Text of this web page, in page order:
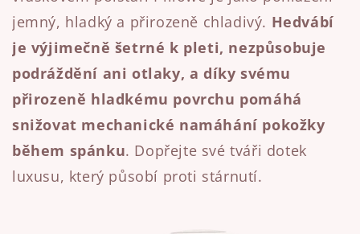
jemný, hladký a přirozeně chladivý. Hedvábí
je výjimečně šetrné k pleti, nezpůsobuje
podráždění ani otlaky, a díky svému
přirozeně hladkému povrchu pomáhá
snižovat mechanické namáhání pokožky
během spánku. Dopřejte své tváři dotek
luxusu, který působí proti stárnutí.